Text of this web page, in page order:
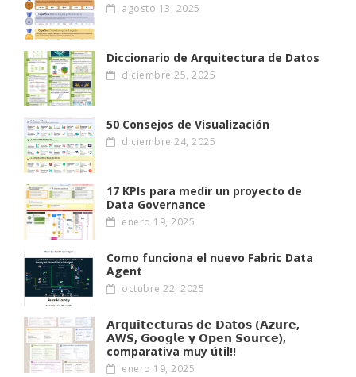
agosto 13, 2025
Diccionario de Arquitectura de Datos
diciembre 25, 2025
50 Consejos de Visualización
diciembre 24, 2025
17 KPIs para medir un proyecto de
Data Governance
enero 19, 2025
Como funciona el nuevo Fabric Data
Agent
octubre 22, 2025
𝗔𝗿𝗾𝘂𝗶𝘁𝗲𝗰𝘁𝘂𝗿𝗮𝘀 𝗱𝗲 𝗗𝗮𝘁𝗼𝘀 (𝗔𝘇𝘂𝗿𝗲,
𝗔W𝗦, 𝗚𝗼𝗼𝗴𝗹𝗲 𝘆 𝗢𝗽𝗲𝗻 𝗦𝗼𝘂𝗿𝗰𝗲),
comparativa muy útil!!
enero 19, 2025